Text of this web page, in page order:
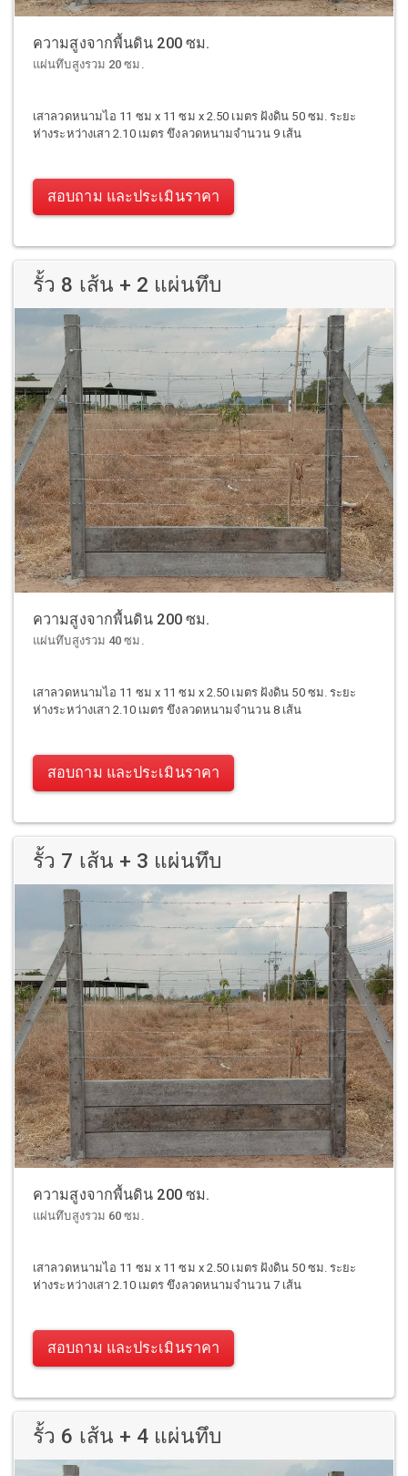
ความสูงจากพื้นดิน 200 ซม.
แผ่นทึบสูงรวม 20 ซม.
เสาลวดหนามไอ 11 ซม x 11 ซม x 2.50 เมตร ฝังดิน 50 ซม. ระยะ
ห่างระหว่างเสา 2.10 เมตร ขึงลวดหนามจำนวน 9 เส้น
สอบถาม และประเมินราคา
รั้ว 8 เส้น + 2 แผ่นทึบ
ความสูงจากพื้นดิน 200 ซม.
แผ่นทึบสูงรวม 40 ซม.
เสาลวดหนามไอ 11 ซม x 11 ซม x 2.50 เมตร ฝังดิน 50 ซม. ระยะ
ห่างระหว่างเสา 2.10 เมตร ขึงลวดหนามจำนวน 8 เส้น
สอบถาม และประเมินราคา
รั้ว 7 เส้น + 3 แผ่นทึบ
ความสูงจากพื้นดิน 200 ซม.
แผ่นทึบสูงรวม 60 ซม.
เสาลวดหนามไอ 11 ซม x 11 ซม x 2.50 เมตร ฝังดิน 50 ซม. ระยะ
ห่างระหว่างเสา 2.10 เมตร ขึงลวดหนามจำนวน 7 เส้น
สอบถาม และประเมินราคา
รั้ว 6 เส้น + 4 แผ่นทึบ